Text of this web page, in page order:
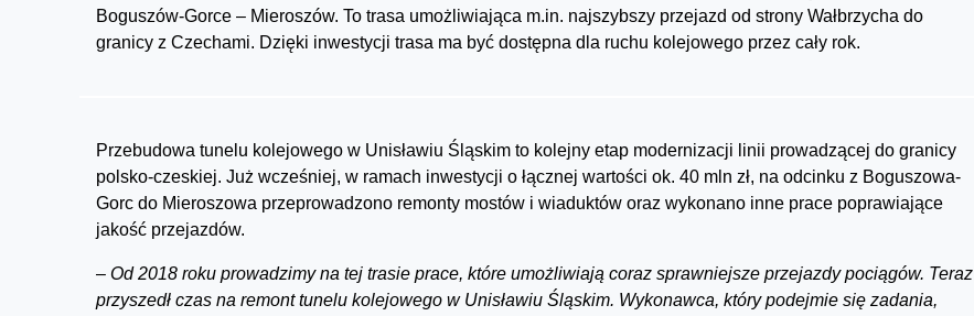
Boguszów-Gorce – Mieroszów. To trasa umożliwiająca m.in. najszybszy przejazd od strony Wałbrzycha do
granicy z Czechami. Dzięki inwestycji trasa ma być dostępna dla ruchu kolejowego przez cały rok.
Przebudowa tunelu kolejowego w Unisławiu Śląskim to kolejny etap modernizacji linii prowadzącej do granicy
polsko-czeskiej. Już wcześniej, w ramach inwestycji o łącznej wartości ok. 40 mln zł, na odcinku z Boguszowa-
Gorc do Mieroszowa przeprowadzono remonty mostów i wiaduktów oraz wykonano inne prace poprawiające
jakość przejazdów.
– Od 2018 roku prowadzimy na tej trasie prace, które umożliwiają coraz sprawniejsze przejazdy pociągów. Teraz
przyszedł czas na remont tunelu kolejowego w Unisławiu Śląskim. Wykonawca, który podejmie się zadania,